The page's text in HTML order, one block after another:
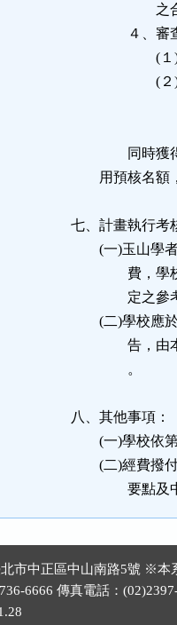
之合理
４、審查
(１)配合學
(２)設置審
學、醫學、
召集
同時獲得預
用預核名額，
七、計畫執行考
(一)玉山學者
費，學校應
定之參考
(二)學校應於
告，由本部
。
八、其他事項：
(一)學校依第
(二)經費撥付
要點及中央
市中正區中山南路5號 ※本
6666 傳真電話：